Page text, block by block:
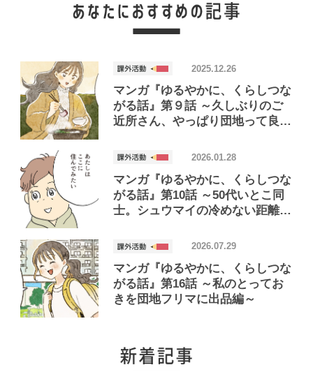
マンガ『ゆるやかに、くらしつな
がる話』第９話 ～久しぶりのご
近所さん、やっぱり団地って良い
2025.12.26
マンガ『ゆるやかに、くらしつな
がる話』第10話 ～50代いとこ同
士。シュウマイの冷めない距離で
2026.01.28
マンガ『ゆるやかに、くらしつな
がる話』第16話 ～私のとってお
きを団地フリマに出品編～
2026.07.29